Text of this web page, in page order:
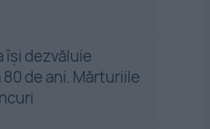
își dezvăluie
de ani. Mărturiile